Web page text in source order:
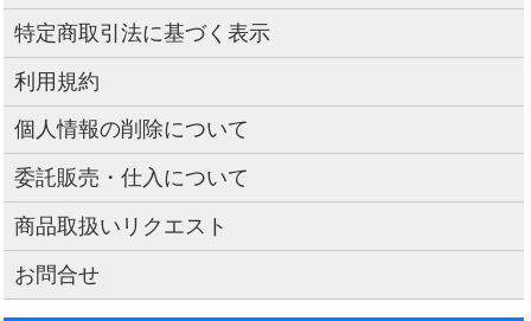
特定商取引法に基づく表示
利用規約
個人情報の削除について
委託販売・仕入について
商品取扱いリクエスト
お問合せ